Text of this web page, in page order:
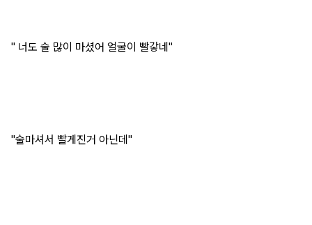
" 너도 술 많이 마셨어 얼굴이 빨갛네"
"술마셔서 빨게진거 아닌데"